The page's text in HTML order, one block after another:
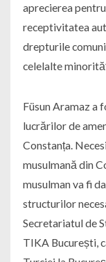
aprecierea
receptivitatea
drepturile
celelalte
Füsun Aramaz a
lucrărilor de
Constanța.
musulmană din
musulman va fi
structurilor
Secretariatul de
TIKA București,